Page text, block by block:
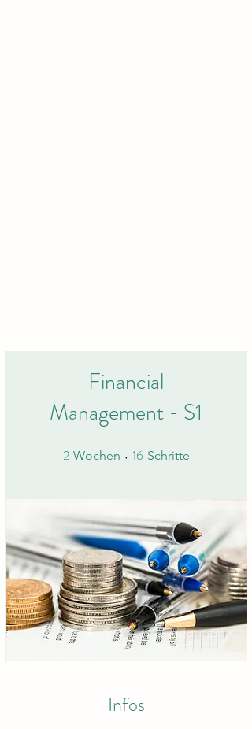
Financial
Management - S1
2 Wochen 2 Wochen
16 Schritte
Infos